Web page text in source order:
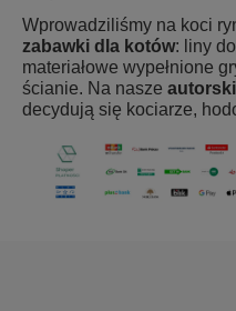
Wprowadziliśmy na koci
zabawki dla kotów: liny
materiałowe wypełnione
ścianie. Na nasze
decydują się kociarze,